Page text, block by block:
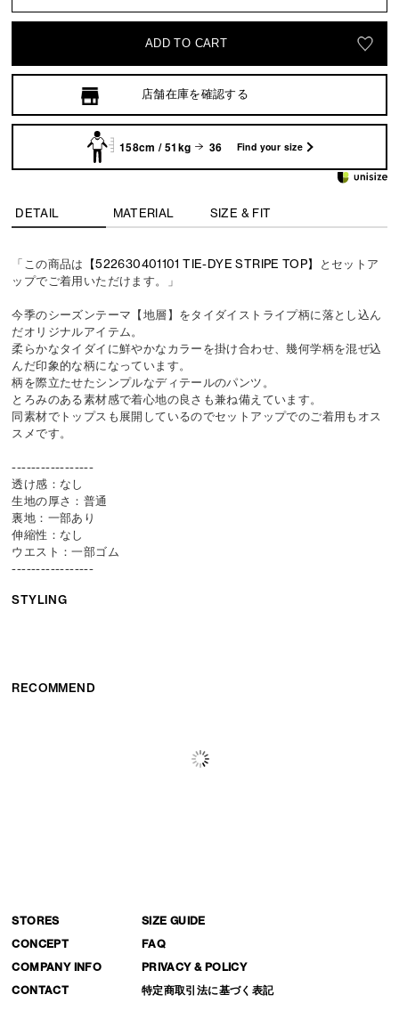
ADD TO CART
店舗在庫を確認する
158cm / 51kg 36 Find your size
DETAIL MATERIAL SIZE & FIT
「この商品は 【522630401101 TIE-DYE STRIPE TOP】
とセットア
ップでご着用いただけます。」
今季のシーズンテーマ【地層】をタイダイストライプ柄に落とし込ん
だオリジナルアイテム。
柔らかなタイダイに鮮やかなカラーを掛け合わせ、幾何学柄を混ぜ込
んだ印象的な柄になっています。
柄を際立たせたシンプルなディテールのパンツ。
とろみのある素材感で着心地の良さも兼ね備えています。
同素材でトップスも展開しているのでセットアップでのご着用もオス
スメです。
-----------------
透け感：なし
生地の厚さ：普通
裏地：一部あり
伸縮性：なし
ウエスト：一部ゴム
-----------------
STYLING
RECOMMEND
STORES
CONCEPT
COMPANY INFO
CONTACT
SIZE GUIDE
FAQ
PRIVACY & POLICY
特定商取引法に基づく表記